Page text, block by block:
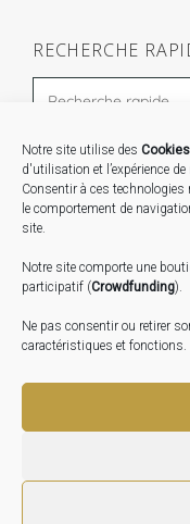
Notre site utilise des Cookies
d'utilisation et l’expérience
Consentir à ces
le comportement de
site.
Notre site comporte une
participatif (Crowdfunding).
Ne pas consentir ou retirer
caractéristiques et fonctions.
RECHERCHE
STAGES …
Expo « Mesures de
Inauguration de la
Atelier Image :
10 Oct. 2026